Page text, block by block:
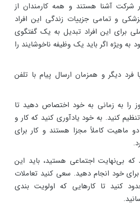
شرکت آشنا هستند و همه کارمندان از
و تمامی جزییات زندگی این افراد
برای این افراد تبدیل به یک گفتگوی
ویژه اگر باید یک وظیفه ناخوشایند را
دیگر و همزمان ارسال پیام با تلفن
را به زمانی به خود اختصاص دهید تا
کنید. به خود یادآوری کنید که کار و
ماهیت کاملاً مجزا هستند و کار برای
بی‌نهایت اجتماعی هستید، باید این
برای خود انجام دهید. سعی کنید تعاملات
کنید تا کارهایی که اولویت بندی